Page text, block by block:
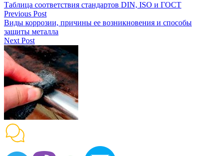
Таблица соответствия стандартов DIN, ISO и ГОСТ
Previous Post
Виды коррозии, причины ее возникновения и способы
защиты металла
Next Post